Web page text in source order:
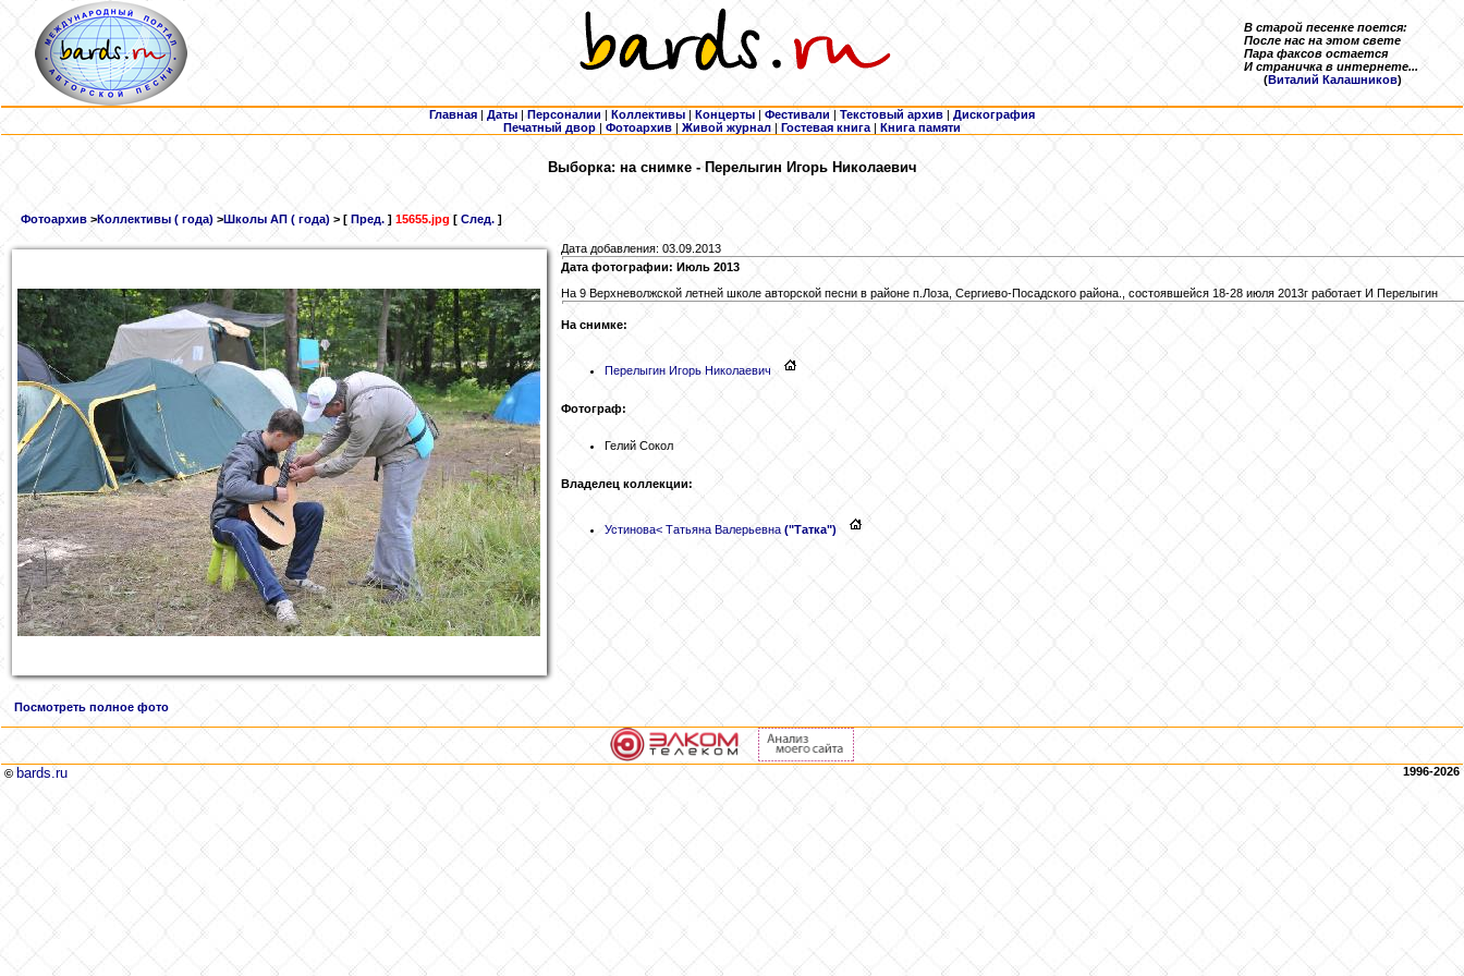
В старой песенке поется:
После нас на этом свете
Пара факсов остается
И страничка в интернете...
(Виталий Калашников)
Главная | Даты | Персоналии | Коллективы | Концерты | Фестивали | Текстовый архив | Дискография
Печатный двор | Фотоархив | Живой журнал |Гостевая книга | Книга памяти
Выборка: на снимке - Перелыгин Игорь Николаевич
Фотоархив >Коллективы ( года) >Школы АП ( года) > [ Пред. ] 15655.jpg [ След. ]
Дата добавления: 03.09.2013
Дата фотографии: Июль 2013
На 9 Верхневолжской летней школе авторской песни в районе п.Лоза, Сергиево-Посадского района., состоявшейся 18-28 июля 2013г работает И Перелыгин
На снимке:
ПерелыгинИгорь Николаевич
Фотограф:
Гелий Сокол
Владелец коллекции:
Устинова< Татьяна Валерьевна ("Татка")
Посмотреть полное фото
© bards.ru 1996-2026